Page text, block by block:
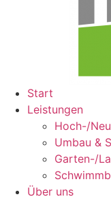
Start
Leistungen
Hoch-/
Umbau &
Garten-/
Über uns